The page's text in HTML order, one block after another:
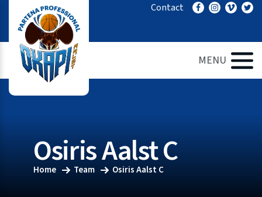
inhoud
Contact
MENU
Osiris Aalst C
Home Team Osiris Aalst C